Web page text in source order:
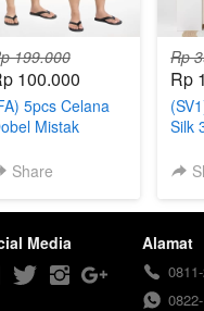
199.000
100.000
5pcs Celana
Mistak
Share
Rp
Rp
Silk
Media Alamat